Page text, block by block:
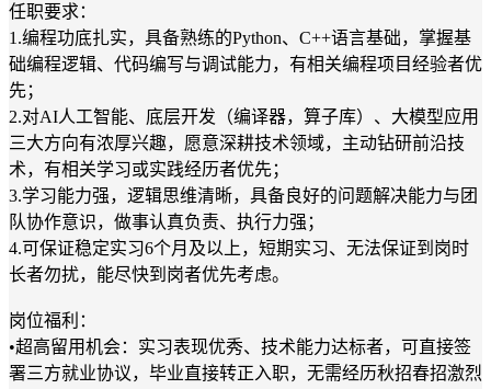
任职要求：
1.编程功底扎实，具备熟练的Python、C++语言基础，掌握基
础编程逻辑、代码编写与调试能力，有相关编程项目经验者优
先；
2.对AI人工智能、底层开发（编译器，算子库）、大模型应用
三大方向有浓厚兴趣，愿意深耕技术领域，主动钻研前沿技
术，有相关学习或实践经历者优先；
3.学习能力强，逻辑思维清晰，具备良好的问题解决能力与团
队协作意识，做事认真负责、执行力强；
4.可保证稳定实习6个月及以上，短期实习、无法保证到岗时
长者勿扰，能尽快到岗者优先考虑。
岗位福利：
•超高留用机会：实习表现优秀、技术能力达标者，可直接签
署三方就业协议，毕业直接转正入职，无需经历秋招春招激烈